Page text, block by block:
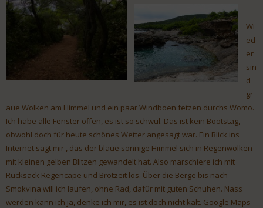
Wi
ed
er
sin
d
gr
aue Wolken am Himmel und ein paar Windboen fetzen durchs Womo.
Ich habe alle Fenster offen, es ist so schwül. Das ist kein Bootstag,
obwohl doch für heute schönes Wetter angesagt war. Ein Blick ins
Internet sagt mir , das der blaue sonnige Himmel sich in Regenwolken
mit kleinen gelben Blitzen gewandelt hat. Also marschiere ich mit
Rucksack Regencape und Brotzeit los. Über die Berge bis nach
Smokvina will ich laufen, ohne Rad, dafür mit guten Schuhen. Nass
werden kann ich ja, denke ich mir, es ist doch nicht kalt. Google Maps